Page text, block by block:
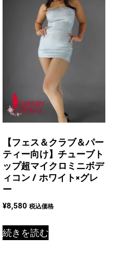
【フェス＆クラブ＆パー
ティー向け】チューブト
ップ超マイクロミニボデ
ィコン / ホワイト×グレ
ー
¥8,580 税込価格
続きを読む